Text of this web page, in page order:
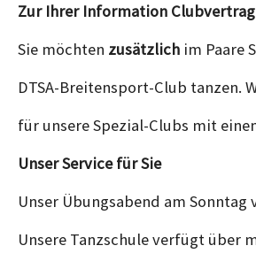
Zur Ihrer Information
Sie möchten zusätzlich im Paare
DTSA-Breitensport-Club tanzen.
für unsere Spezial-Clubs mit
Unser Service für Sie
Unser Übungsabend am
Unsere Tanzschule verfügt über